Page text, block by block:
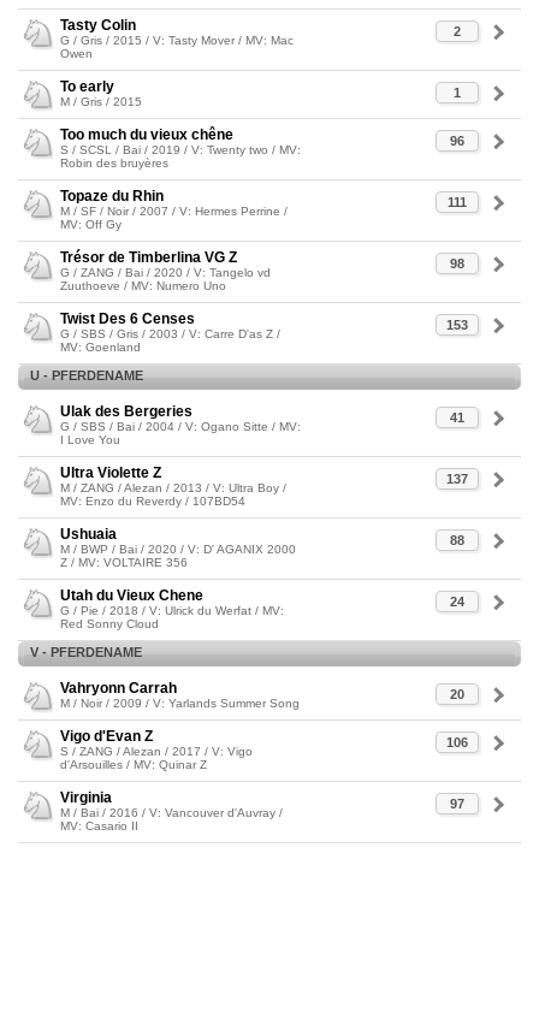
2
Tasty Colin
G / Gris / 2015 / V: Tasty Mover / MV: Mac
Owen
1
To early
M / Gris / 2015
96
Too much du vieux chêne
S / SCSL / Bai / 2019 / V: Twenty two / MV:
Robin des bruyères
111
Topaze du Rhin
M / SF / Noir / 2007 / V: Hermes Perrine /
MV: Off Gy
98
Trésor de Timberlina VG Z
G / ZANG / Bai / 2020 / V: Tangelo vd
Zuuthoeve / MV: Numero Uno
153
Twist Des 6 Censes
G / SBS / Gris / 2003 / V: Carre D'as Z /
MV: Goenland
U - PFERDENAME
41
Ulak des Bergeries
G / SBS / Bai / 2004 / V: Ogano Sitte / MV:
I Love You
137
Ultra Violette Z
M / ZANG / Alezan / 2013 / V: Ultra Boy /
MV: Enzo du Reverdy / 107BD54
88
Ushuaia
M / BWP / Bai / 2020 / V: D' AGANIX 2000
Z / MV: VOLTAIRE 356
24
Utah du Vieux Chene
G / Pie / 2018 / V: Ulrick du Werfat / MV:
Red Sonny Cloud
V - PFERDENAME
20
Vahryonn Carrah
M / Noir / 2009 / V: Yarlands Summer Song
106
Vigo d'Evan Z
S / ZANG / Alezan / 2017 / V: Vigo
d'Arsouilles / MV: Quinar Z
97
Virginia
M / Bai / 2016 / V: Vancouver d'Auvray /
MV: Casario II